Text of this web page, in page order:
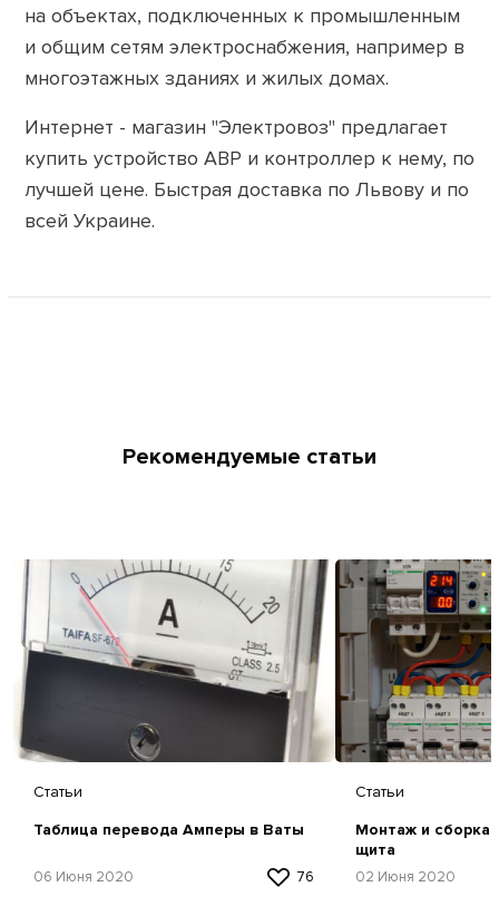
на объектах, подключенных к промышленным
и общим сетям электроснабжения, например в
многоэтажных зданиях и жилых домах.
Интернет - магазин "Электровоз" предлагает
купить устройство АВР и контроллер к нему, по
лучшей цене. Быстрая доставка по Львову и по
всей Украине.
Рекомендуемые статьи
Статьи
Таблица перевода Амперы в Ваты
06 Июня 2020 76
Статьи
Монтаж и сборка
щита
02 Июня 2020